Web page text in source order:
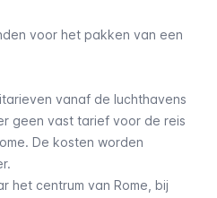
voor het pakken van een
vanaf de luchthavens
er geen vast tarief voor de reis
De kosten worden
het centrum van Rome, bij